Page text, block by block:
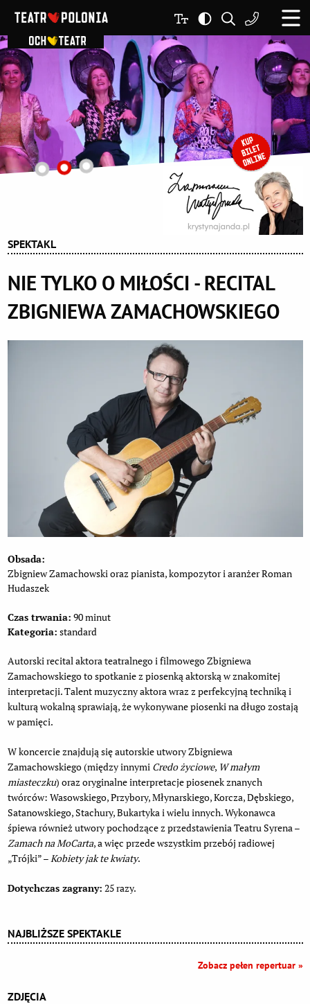
SPEKTAKL
NIE TYLKO O MIŁOŚCI - RECITAL
ZBIGNIEWA ZAMACHOWSKIEGO
Obsada:
Zbigniew Zamachowski oraz pianista, kompozytor i aranżer Roman
Hudaszek
Czas trwania: 90 minut
Kategoria: standard
Autorski recital aktora teatralnego i filmowego Zbigniewa
Zamachowskiego to spotkanie z piosenką aktorską w znakomitej
interpretacji. Talent muzyczny aktora wraz z perfekcyjną techniką i
kulturą wokalną sprawiają, że wykonywane piosenki na długo zostają
w pamięci.
W koncercie znajdują się autorskie utwory Zbigniewa
Zamachowskiego (między innymi Credo życiowe, W małym
miasteczku) oraz oryginalne interpretacje piosenek znanych
twórców: Wasowskiego, Przybory, Młynarskiego, Korcza, Dębskiego,
Satanowskiego, Stachury, Bukartyka i wielu innych. Wykonawca
śpiewa również utwory pochodzące z przedstawienia Teatru Syrena –
Zamach na MoCarta, a więc przede wszystkim przebój radiowej
„Trójki” – Kobiety jak te kwiaty.
Dotychczas zagrany: 25 razy.
NAJBLIŻSZE SPEKTAKLE
Zobacz pełen repertuar »
ZDJĘCIA